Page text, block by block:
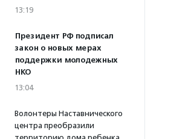
13:19
Президент РФ подписал
закон о новых мерах
поддержки молодежных
НКО
13:04
Волонтеры Наставнического
центра преобразили